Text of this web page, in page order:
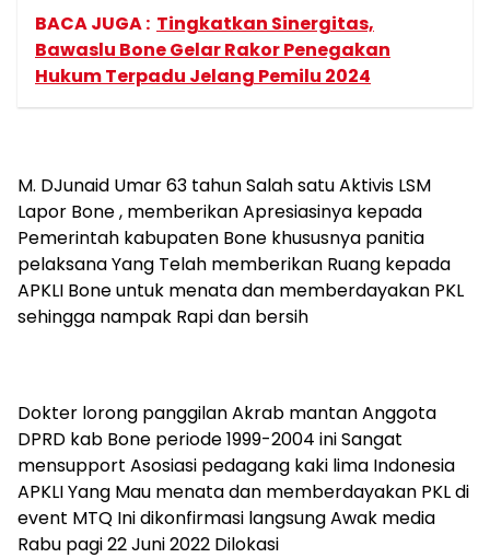
BACA JUGA : Tingkatkan Sinergitas,
Bawaslu Bone Gelar Rakor Penegakan
Hukum Terpadu Jelang Pemilu 2024
M. DJunaid Umar 63 tahun Salah satu Aktivis LSM
Lapor Bone , memberikan Apresiasinya kepada
Pemerintah kabupaten Bone khususnya panitia
pelaksana Yang Telah memberikan Ruang kepada
APKLI Bone untuk menata dan memberdayakan PKL
sehingga nampak Rapi dan bersih
Dokter lorong panggilan Akrab mantan Anggota
DPRD kab Bone periode 1999-2004 ini Sangat
mensupport Asosiasi pedagang kaki lima Indonesia
APKLI Yang Mau menata dan memberdayakan PKL di
event MTQ Ini dikonfirmasi langsung Awak media
Rabu pagi 22 Juni 2022 Dilokasi